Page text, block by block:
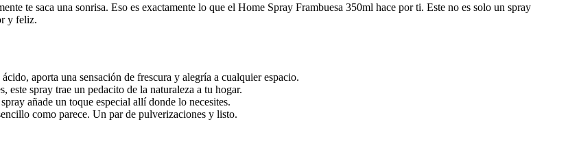
te saca una sonrisa. Eso es exactamente lo que el Home Spray Frambuesa 350ml hace por ti. Este no es solo un spray
y feliz.
aporta una sensación de frescura y alegría a cualquier espacio.
este spray trae un pedacito de la naturaleza a tu hogar.
añade un toque especial allí donde lo necesites.
como parece. Un par de pulverizaciones y listo.